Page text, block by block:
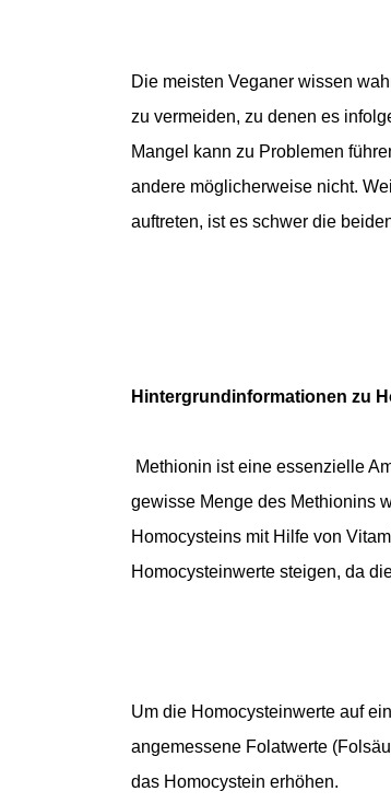
Die meisten Veganer wissen
zu vermeiden, zu denen es
Mangel kann zu Problemen
andere möglicherweise nicht.
auftreten, ist es schwer die
Hintergrundinformationen zu
Methionin ist eine essenzielle
gewisse Menge des Methionins
Homocysteins mit Hilfe von
Homocysteinwerte steigen, da
Um die Homocysteinwerte auf
angemessene Folatwerte
das Homocystein erhöhen.